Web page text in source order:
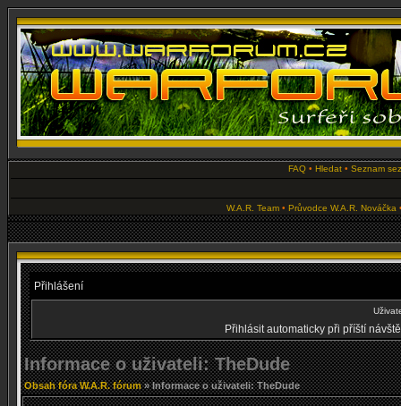
FAQ • Hledat • Seznam
W.A.R. Team• Průvodce W.A.R. Nováčka
Přihlášení
Přihlásit automaticky při příští
Informace o uživateli: TheDude
Obsah fóra W.A.R. fórum» Informace o uživateli: TheDude